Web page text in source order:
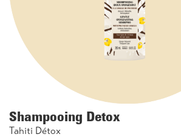
Shampooing Detox
Tahiti Détox